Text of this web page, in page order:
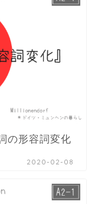
の形容詞変化
2020-02-08